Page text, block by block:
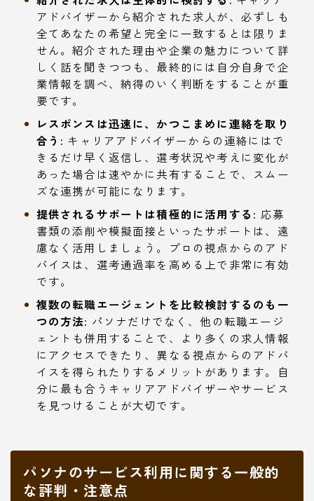
アドバイザーから紹介された求人が、必ずしも
全てあなたの希望と完全に一致するとは限りま
せん。紹介された理由や企業の魅力について詳
しく話を聞きつつも、最終的には自分自身で企
業情報を調べ、納得のいく判断をすることが重
要です。
レスポンスは迅速に、かつこまめに連絡を取り
合う: キャリアアドバイザーからの連絡にはで
きるだけ早く返信し、選考状況や考えに変化が
あった場合は速やかに共有することで、スムー
ズな連携が可能になります。
提供されるサポートは積極的に活用する: 応募
書類の添削や模擬面接といったサポートは、遠
慮なく活用しましょう。プロの視点からのアド
バイスは、選考通過率を高める上で非常に有効
です。
複数の転職エージェントを比較検討するのも一
つの方法: パソナだけでなく、他の転職エージ
ェントも併用することで、より多くの求人情報
にアクセスできたり、異なる視点からのアドバ
イスを得られたりするメリットがあります。自
分に最も合うキャリアアドバイザーやサービス
を見つけることが大切です。
パソナのサービス利用に関する一般的
な評判・注意点